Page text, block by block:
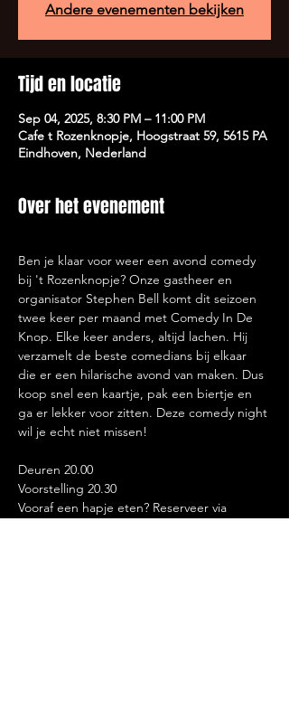
Andere evenementen bekijken
Tijd en locatie
Sep 04, 2025, 8:30 PM – 11:00 PM
Cafe t Rozenknopje, Hoogstraat 59, 5615 PA
Eindhoven, Nederland
Over het evenement
Ben je klaar voor weer een avond comedy
bij 't Rozenknopje? Onze gastheer en
organisator Stephen Bell komt dit seizoen
twee keer per maand met Comedy In De
Knop. Elke keer anders, altijd lachen. Hij
verzamelt de beste comedians bij elkaar
die er een hilarische avond van maken. Dus
koop snel een kaartje, pak een biertje en
ga er lekker voor zitten. Deze comedy night
wil je echt niet missen!
Deuren 20.00
Voorstelling 20.30
Vooraf een hapje eten? Reserveer via